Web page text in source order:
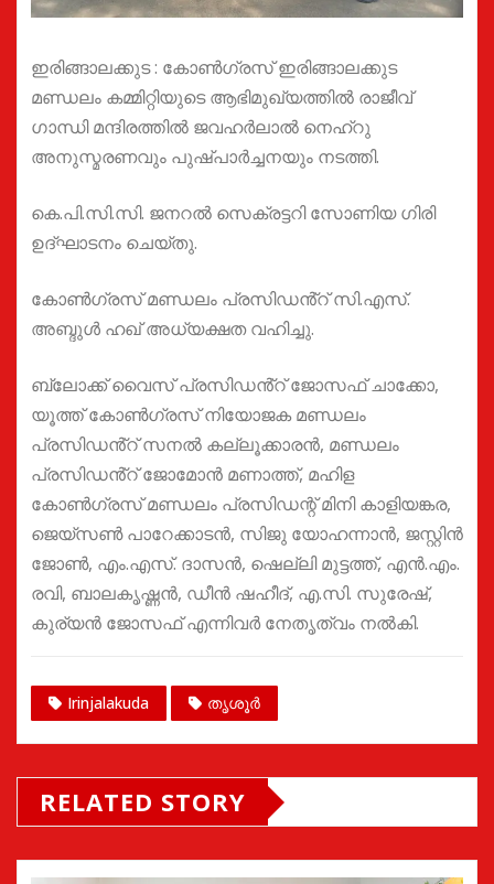
ഇരിങ്ങാലക്കുട : കോൺഗ്രസ് ഇരിങ്ങാലക്കുട
മണ്ഡലം കമ്മിറ്റിയുടെ ആഭിമുഖ്യത്തിൽ രാജീവ്
ഗാന്ധി മന്ദിരത്തിൽ ജവഹർലാൽ നെഹ്റു
അനുസ്മരണവും പുഷ്പാർച്ചനയും നടത്തി.
കെ.പി.സി.സി. ജനറൽ സെക്രട്ടറി സോണിയ ഗിരി
ഉദ്ഘാടനം ചെയ്തു.
കോൺഗ്രസ് മണ്ഡലം പ്രസിഡൻ്റ് സി.എസ്.
അബ്ദുൾ ഹഖ് അധ്യക്ഷത വഹിച്ചു.
ബ്ലോക്ക് വൈസ് പ്രസിഡൻ്റ് ജോസഫ് ചാക്കോ,
യൂത്ത് കോൺഗ്രസ് നിയോജക മണ്ഡലം
പ്രസിഡൻ്റ് സനൽ കല്ലൂക്കാരൻ, മണ്ഡലം
പ്രസിഡൻ്റ് ജോമോൻ മണാത്ത്, മഹിള
കോൺഗ്രസ് മണ്ഡലം പ്രസിഡന്റ് മിനി കാളിയങ്കര,
ജെയ്സൺ പാറേക്കാടൻ, സിജു യോഹന്നാൻ, ജസ്റ്റിൻ
ജോൺ, എം.എസ്. ദാസൻ, ഷെല്ലി മുട്ടത്ത്, എൻ.എം.
രവി, ബാലകൃഷ്ണൻ, ഡീൻ ഷഹീദ്, എ.സി. സുരേഷ്,
കുര്യൻ ജോസഫ് എന്നിവർ നേതൃത്വം നൽകി.
Irinjalakuda തൃശൂർ
RELATED STORY